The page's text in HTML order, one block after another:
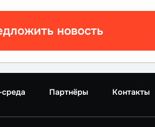
новость
Партнёры Контакты